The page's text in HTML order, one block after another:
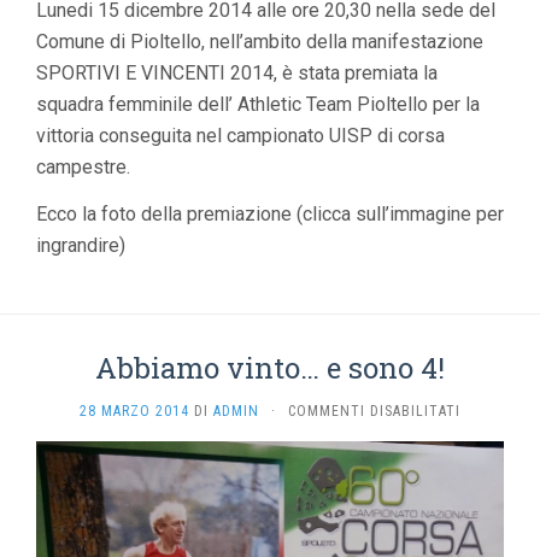
Lunedi 15 dicembre 2014 alle ore 20,30 nella sede del
Comune di Pioltello, nell’ambito della manifestazione
SPORTIVI E VINCENTI 2014, è stata premiata la
squadra femminile dell’ Athletic Team Pioltello per la
vittoria conseguita nel campionato UISP di corsa
campestre.
Ecco la foto della premiazione (clicca sull’immagine per
ingrandire)
Abbiamo vinto… e sono 4!
28 MARZO 2014 DI ADMIN · COMMENTI DISABILITATI
4!